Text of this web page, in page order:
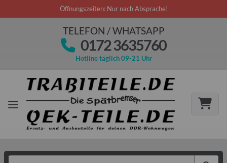
Öffnungszeiten: Nur nach Absprache!
TELEFON / WHATSAPP
0172 3635760
Hotline täglich 09-21 Uhr